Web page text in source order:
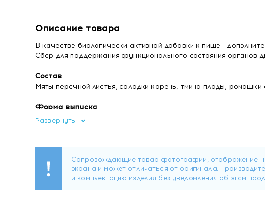
Описание товара
В качестве биологически активной добавки к пище -
Сбор для поддержания функционального состояния органов
Состав
Мяты перечной листья, солодки корень, тмина плоды, ромашки
Форма выпуска
Фильтр-пакеты по 1,5 г.
Лицам старше 18 лет фильтр-пакет залить стаканом (200 мл)
внутрь в теплом виде не более 3-х раз в день до еды.
Перед применением рекомендуется проконсультироваться с
Не является лекарственным средством.
Развернуть